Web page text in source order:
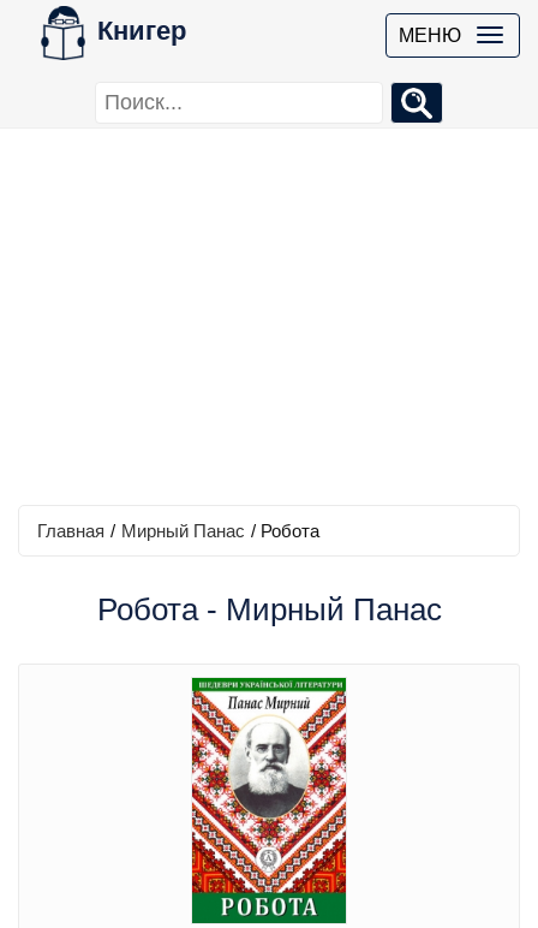
Книгер МЕНЮ
Главная / Мирный Панас / Робота
Робота - Мирный Панас